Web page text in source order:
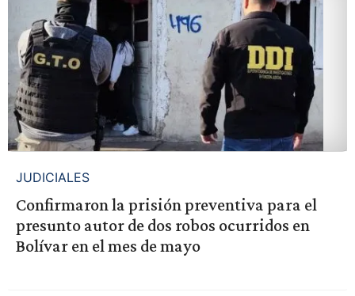
JUDICIALES
Confirmaron la prisión preventiva para el
presunto autor de dos robos ocurridos en
Bolívar en el mes de mayo